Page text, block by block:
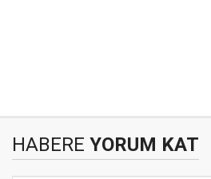
HABERE YORUM KAT